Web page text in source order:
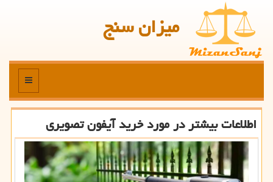
میزان سنج
منو
اطلاعات بیشتر در مورد خرید آیفون تصویری